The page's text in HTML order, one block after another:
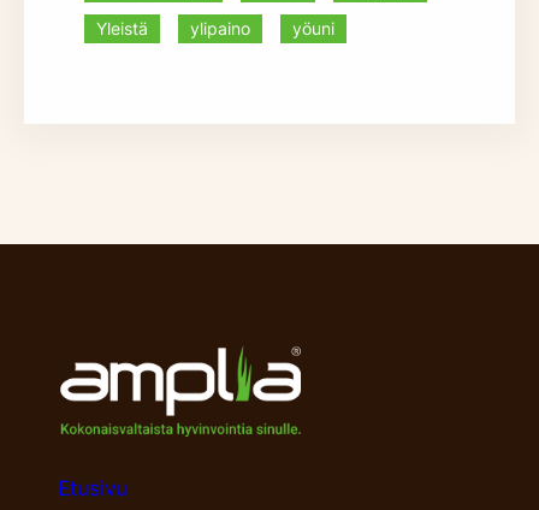
Yleistä
ylipaino yöuni
Etusivu